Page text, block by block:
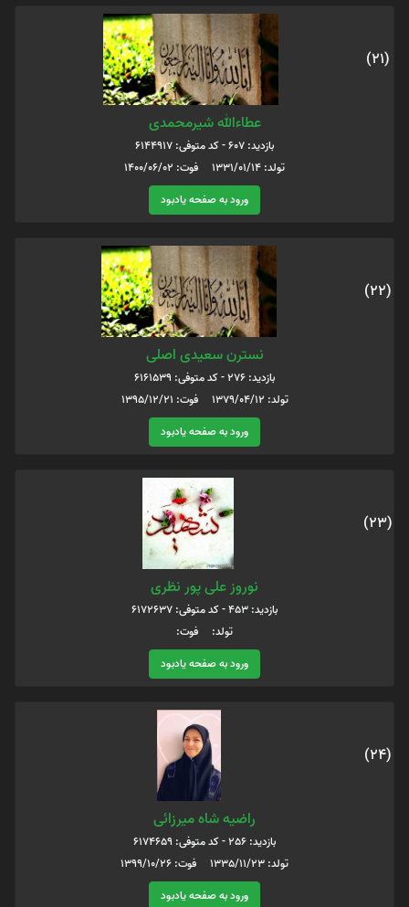
(21)
عطاءالله شیرمحمدی
بازدید: 607 - کد متوفی: 6144917
تولد: 1331/01/14 فوت: 1400/06/02
ورود به صفحه یادبود
(22)
نسترن سعیدی اصلی
بازدید: 276 - کد متوفی: 6161539
تولد: 1379/04/12 فوت: 1395/12/21
ورود به صفحه یادبود
(23)
نوروز علی پور نظری
بازدید: 453 - کد متوفی: 6172637
تولد: فوت:
ورود به صفحه یادبود
(24)
راضیه شاه میرزائی
بازدید: 256 - کد متوفی: 6174659
تولد: 1335/11/23 فوت: 1399/10/26
ورود به صفحه یادبود